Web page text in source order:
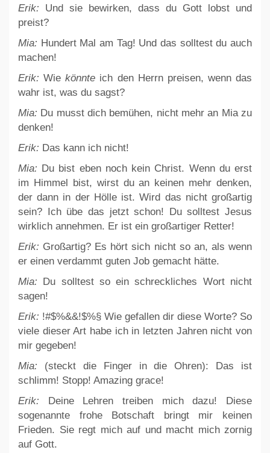
Erik: Und sie bewirken, dass du Gott lobst und
preist?
Mia: Hundert Mal am Tag! Und das solltest du auch
machen!
Erik: Wiekönnte ich den Herrn preisen, wenn das
wahr ist, was du sagst?
Mia: Du musst dich bemühen, nicht mehr an Mia zu
denken!
Erik: Das kann ich nicht!
Mia: Du bist eben noch kein Christ. Wenn du erst
im Himmel bist, wirst du an keinen mehr denken,
der dann in der Hölle ist. Wird das nicht großartig
sein? Ich übe das jetzt schon! Du solltest Jesus
wirklich annehmen. Er ist ein großartiger Retter!
Erik: Großartig? Es hört sich nicht so an, als wenn
er einen verdammt guten Job gemacht hätte.
Mia: Du solltest so ein schreckliches Wort nicht
sagen!
Erik: !#$%&&!$%§ Wie gefallen dir diese Worte? So
viele dieser Art habe ich in letzten Jahren nicht von
mir gegeben!
Mia: (steckt die Finger in die Ohren): Das ist
schlimm! Stopp! Amazing grace!
Erik: Deine Lehren treiben mich dazu! Diese
sogenannte frohe Botschaft bringt mir keinen
Frieden. Sie regt mich auf und macht mich zornig
auf Gott.